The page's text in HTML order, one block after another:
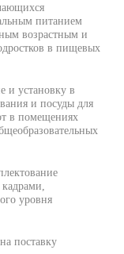
питанием
возрастным и
в пищевых
и установку в
и посуды для
в помещениях
уровня
поставку